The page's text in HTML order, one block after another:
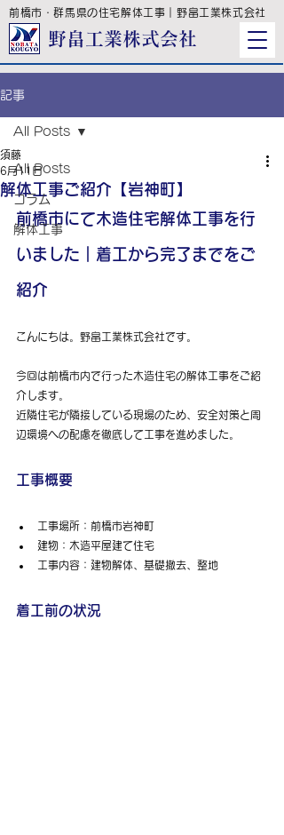
野畠工業株式会社
前橋市・群馬県の住宅解体工事｜野畠工業株式会社
記事
All Posts
コラム
解体工事
All Posts
解体工事ご紹介【岩神町】
須藤
6月11日
前橋市にて木造住宅解体工事を行
いました｜着工から完了までをご
紹介
こんにちは。野畠工業株式会社です。
今回は前橋市内で行った木造住宅の解体工事をご紹
介します。
近隣住宅が隣接している現場のため、安全対策と周
辺環境への配慮を徹底して工事を進めました。
工事概要
工事場所：前橋市岩神町
建物：木造平屋建て住宅
工事内容：建物解体、基礎撤去、整地
着工前の状況